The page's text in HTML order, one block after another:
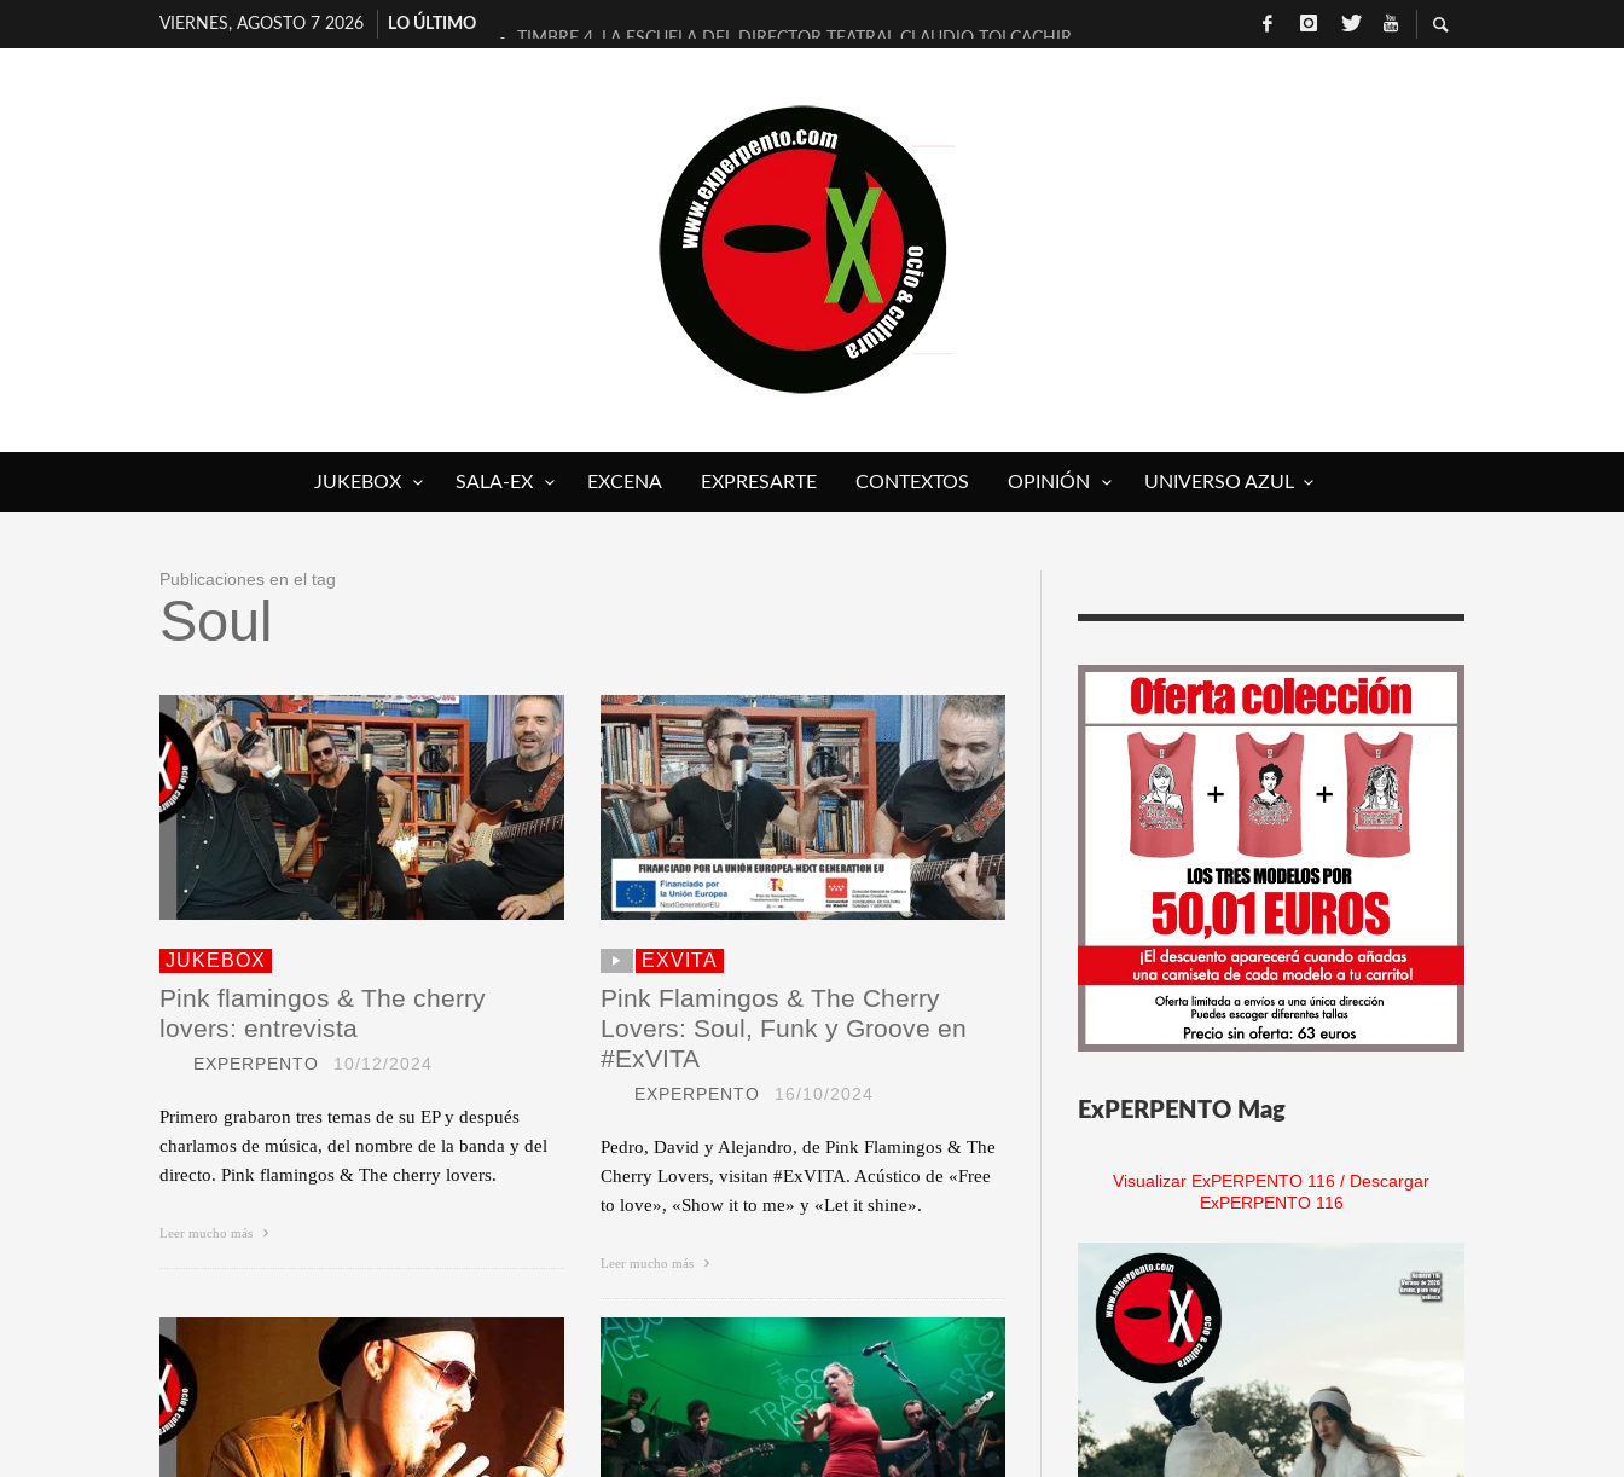
VIERNES, AGOSTO 7 2026
LO ÚLTIMO
TIMBRE 4, LA ESCUELA DEL DIRECTOR TEATRAL CLAUDIO TOLCACHIR
MILITARES JUDÍAS EN #EXVITA
D’BALDOMEROS REINVENTAN [BITÁCORA 3.0] EN EXVITA
MARSHALL FLASH PRESENTA EN EXVITA [RELATIVA SENCILLEZ]
JOFRE BARDAGÍ EN EXVITA INTERPRETANDO A SERRAT
YORCH PRESENTA [CURSO DE ARMONÍA PERSECUTORIA] EN EXVITA
MAGALÍ SARE NOS EXPLICA [DESCASADA]
«NO TENGO PUTOS SUEÑOS»
JUKEBOX SALA-EX EXCENA EXPRESARTE CONTEXTOS OPINIÓN UNIVERSO AZUL
Publicaciones en el tag
Soul
JUKEBOX
Pink flamingos & The cherry
lovers: entrevista
EXPERPENTO 10/12/2024
Primero grabaron tres temas de su EP y después
charlamos de música, del nombre de la banda y del
directo. Pink flamingos & The cherry lovers.
Leer mucho más
EXVITA
Pink Flamingos & The Cherry
Lovers: Soul, Funk y Groove en
#ExVITA
EXPERPENTO 16/10/2024
Pedro, David y Alejandro, de Pink Flamingos & The
Cherry Lovers, visitan #ExVITA. Acústico de «Free
to love», «Show it to me» y «Let it shine».
Leer mucho más
ExPERPENTO Mag
Visualizar ExPERPENTO 116 / Descargar
ExPERPENTO 116